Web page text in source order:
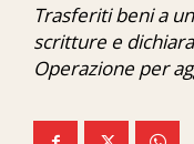
Economia
Ita-Mondo
C7 Play
Trasferiti beni a
scritture e
Operazione per